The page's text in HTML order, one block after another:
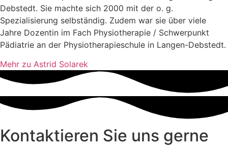
Debstedt. Sie machte sich 2000 mit der o. g.
Spezialisierung selbständig. Zudem war sie über viele
Jahre Dozentin im Fach Physiotherapie / Schwerpunkt
Pädiatrie an der Physiotherapieschule in Langen-Debstedt.
Mehr zu Astrid Solarek
Kontaktieren Sie uns gerne